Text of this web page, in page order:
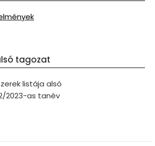
tagozat
listája alsó
2023-as tanév